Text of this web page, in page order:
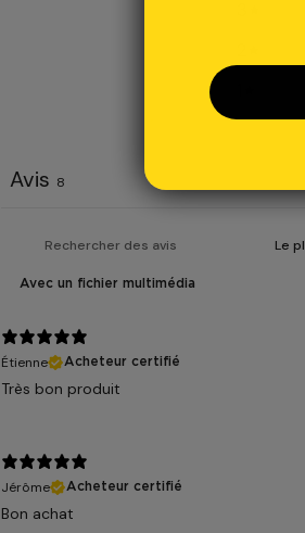
Avis 8
Avec un fichier multimédia
Étienne
Acheteur certifié
Très bon produit
Jérôme
Acheteur certifié
Bon achat